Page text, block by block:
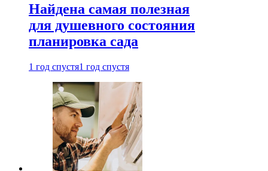
Найдена самая полезная
для душевного состояния
планировка сада
1 год спустя1 год спустя